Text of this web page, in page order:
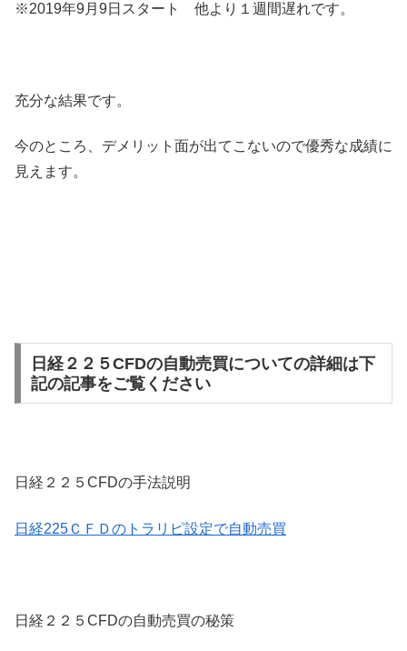
※2019年9月9日スタート 他より１週間遅れです。
充分な結果です。
今のところ、デメリット面が出てこないので優秀な成績に
見えます。
日経２２５CFDの自動売買についての詳細は下
記の記事をご覧ください
日経２２５CFDの手法説明
日経225ＣＦＤのトラリピ設定で自動売買
日経２２５CFDの自動売買の秘策